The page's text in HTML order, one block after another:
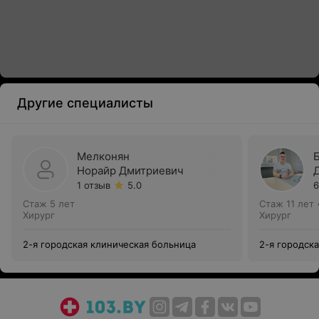
Другие специалисты
Мелконян
Норайр Дмитриевич
1 отзыв
5.0
Стаж 5 лет
Хирург
2-я городская клиническая больница
Стаж 11 лет
Хирург
2-я